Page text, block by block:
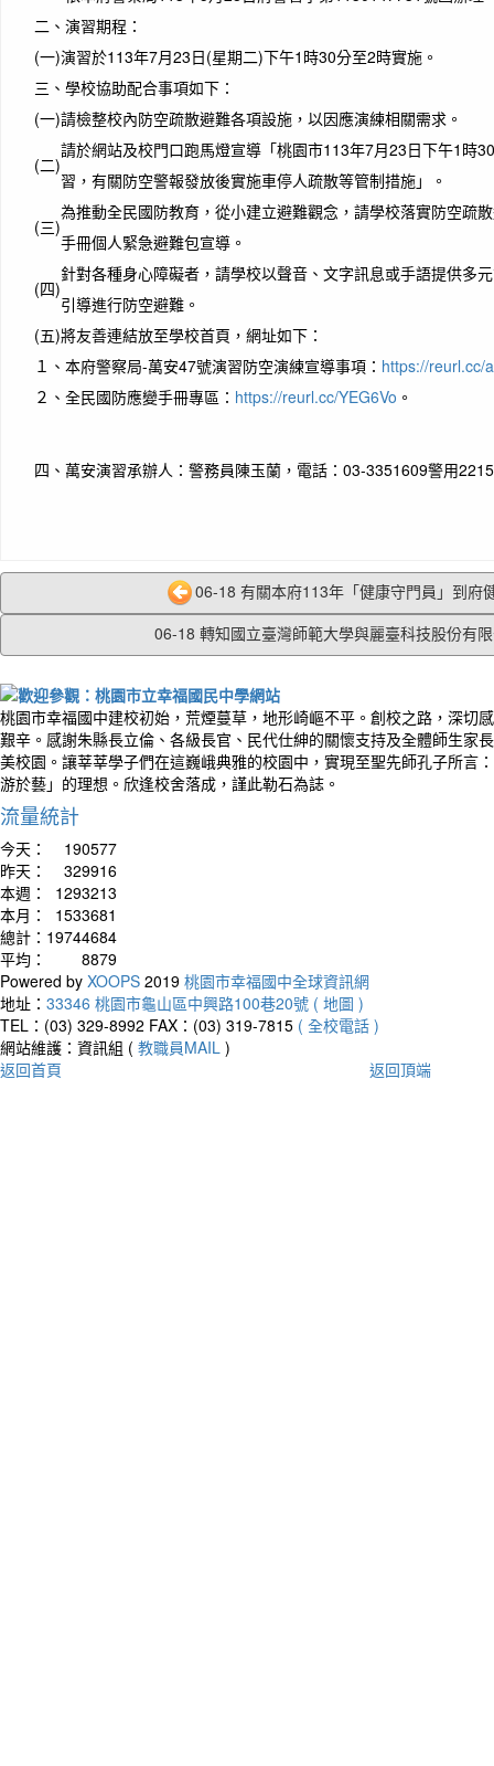
二、 演習期程：
(一)演習於113年7月23日(星期二)下午1時30分至2時實施。
三、 學校協助配合事項如下：
(一)請檢整校內防空疏散避難各項設施，以因應演練相關需求。
(二)
請於網站及校門口跑馬燈宣導「桃園市113年7月23日下午1時
習，有關防空警報發放後實施車停人疏散等管制措施」。
(三)
為推動全民國防教育，從小建立避難觀念，請學校落實防空疏
手冊個人緊急避難包宣導。
(四)
針對各種身心障礙者，請學校以聲音、文字訊息或手語提供多
引導進行防空避難。
(五)將友善連結放至學校首頁，網址如下：
１、 本府警察局-萬安47號演習防空演練宣導事項： https://reurl.cc/
２、 全民國防應變手冊專區： https://reurl.cc/YEG6Vo 。
四、 萬安演習承辦人：警務員陳玉蘭，電話：03-3351609警用
06-18 有關本府113年「健康守門員」到府
06-18 轉知國立臺灣師範大學與麗臺科技股份有
桃園市幸福國中建校初始，荒煙蔓草，地形崎嶇不平。創校之路，深切
艱辛。感謝朱縣長立倫、各級長官、民代仕紳的關懷支持及全體師生家
美校園。讓莘莘學子們在這巍峨典雅的校園中，實現至聖先師孔子所言
游於藝」的理想。欣逢校舍落成，謹此勒石為誌。
流量統計
今天：
190577
昨天：
329916
本週：
1293213
本月：
1533681
總計： 19744684
平均：
8879
Powered by XOOPS 2019 桃園市幸福國中全球資訊網
地址： 33346 桃園市龜山區中興路100巷20號 ( 地圖 )
TEL：(03) 329-8992 FAX：(03) 319-7815 ( 全校電話 )
網站維護：資訊組 ( 教職員MAIL )
返回首頁
返回頂端